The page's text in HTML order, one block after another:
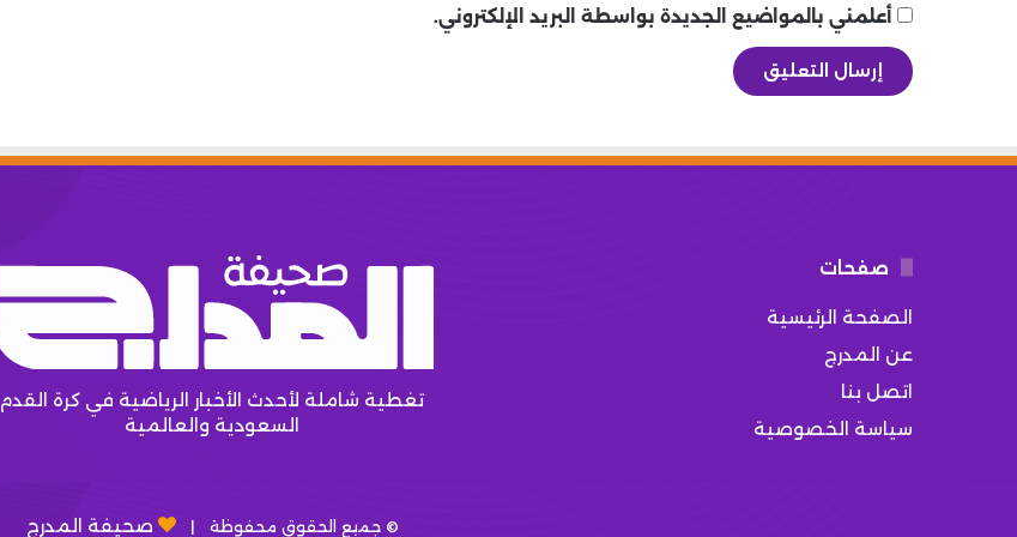
أعلمني بالمواضيع الجديدة بواسطة البريد الإلكتروني.
صفحات
الصفحة الرئيسية
عن المدرج
اتصل بنا
سياسة الخصوصية
تغطية شاملة لأحدث الأخبار الرياضية في كرة القدم
السعودية والعالمية
© جميع الحقوق محفوظة | صحيفة المدرج